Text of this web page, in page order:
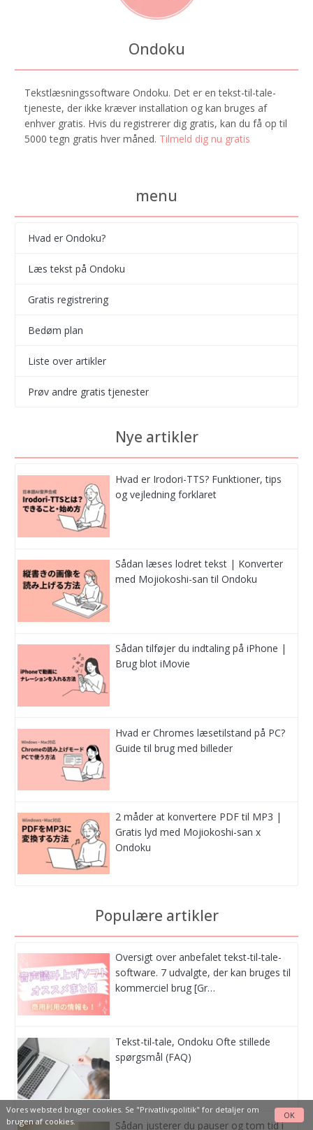
Ondoku
Tekstlæsningssoftware Ondoku. Det er en tekst-til-tale-
tjeneste, der ikke kræver installation og kan bruges af
enhver gratis. Hvis du registrerer dig gratis, kan du få op til
5000 tegn gratis hver måned. Tilmeld dig nu gratis
menu
Hvad er Ondoku?
Læs tekst på Ondoku
Gratis registrering
Bedøm plan
Liste over artikler
Prøv andre gratis tjenester
Nye artikler
Hvad er Irodori-TTS? Funktioner, tips
og vejledning forklaret
Sådan læses lodret tekst | Konverter
med Mojiokoshi-san til Ondoku
Sådan tilføjer du indtaling på iPhone |
Brug blot iMovie
Hvad er Chromes læsetilstand på PC?
Guide til brug med billeder
2 måder at konvertere PDF til MP3 |
Gratis lyd med Mojiokoshi-san x
Ondoku
Populære artikler
Oversigt over anbefalet tekst-til-tale-
software. 7 udvalgte, der kan bruges til
kommerciel brug [Gr…
Tekst-til-tale, Ondoku Ofte stillede
spørgsmål (FAQ)
Sådan justerer du pauser og tom tid i
Vores websted bruger cookies. Se "Privatlivspolitik" for detaljer om
brugen af cookies.
OK